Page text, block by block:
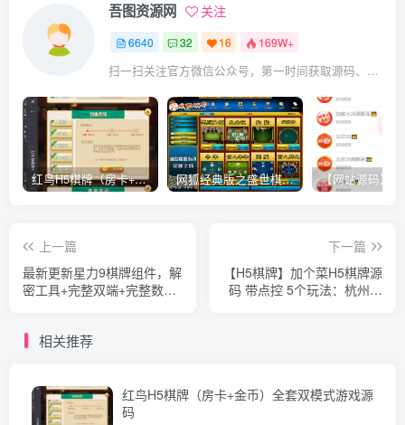
吾图资源网 关注
6640 32 16 169W+
扫一扫关注官方微信公众号，第一时间获取源码、网赚项目资源教程，自媒体等知识干货，让互联网创业赚钱更简单。
红鸟H5棋牌（房卡+金币）全套双模式游戏源码 网狐经典版之盛世棋牌完整游戏源码（包含文档、架设教程、网站、源代码等）
上一篇
最新更新星力9棋牌组件，解
密工具+完整双端+完整数据
下一篇
【H5棋牌】加个菜H5棋牌源
码 带点控 5个玩法：杭州麻
相关推荐
红鸟H5棋牌（房卡+金币）全套双模式游戏源
码